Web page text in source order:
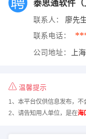
泰思通软件（
联系人： 廖先
联系电话：
公司地址： 上
温馨提示
1、本平台仅供信息发布，不
2、请告知用人单位，是在海